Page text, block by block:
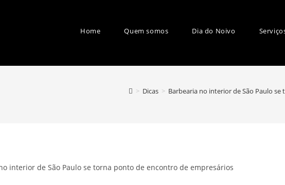
Home Quem somos Dia do Noivo
> Dicas > Barbearia no interior de São Paulo